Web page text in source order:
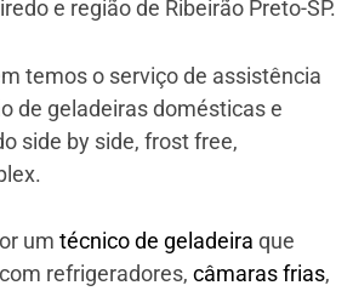
e região de Ribeirão Preto-SP.
temos o serviço de assistência
de geladeiras domésticas e
side by side, frost free,
um técnico de geladeira que
refrigeradores, câmaras frias,